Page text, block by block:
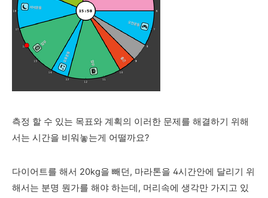
측정 할 수 있는 목표와 계획의 이러한 문제를 해결하기 위해
서는 시간을 비워놓는게 어떨까요?
다이어트를 해서 20kg을 빼던, 마라톤을 4시간안에 달리기 위
해서는 분명 뭔가를 해야 하는데, 머리속에 생각만 가지고 있